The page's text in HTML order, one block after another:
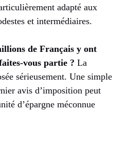
adapté aux
et intermédiaires.
de Français y ont
vous partie ? La
sérieusement. Une simple
avis d’imposition peut
d’épargne méconnue